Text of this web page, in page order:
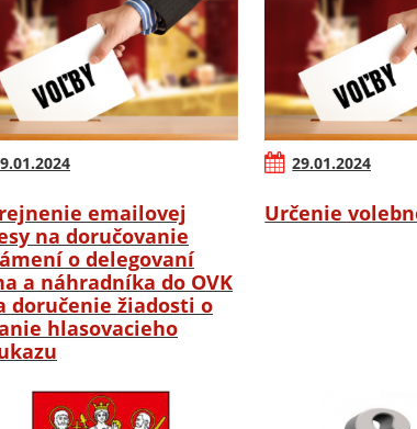
emailovej
na doručovanie
o delegovaní
a náhradníka do OVK
doručenie žiadosti o
hlasovacieho
29.01.2024
Určenie